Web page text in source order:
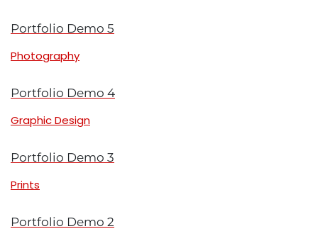
Portfolio Demo 5
Photography
Portfolio Demo 4
Graphic Design
Portfolio Demo 3
Prints
Portfolio Demo 2